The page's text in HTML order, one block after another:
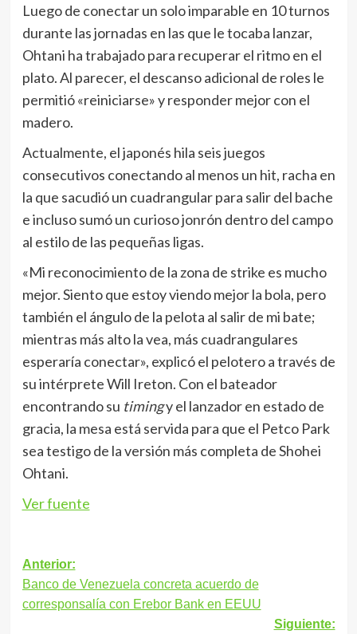
Luego de conectar un solo imparable en 10 turnos
durante las jornadas en las que le tocaba lanzar,
Ohtani ha trabajado para recuperar el ritmo en el
plato. Al parecer, el descanso adicional de roles le
permitió «reiniciarse» y responder mejor con el
madero.
Actualmente, el japonés hila seis juegos
consecutivos conectando al menos un hit, racha en
la que sacudió un cuadrangular para salir del bache
e incluso sumó un curioso jonrón dentro del campo
al estilo de las pequeñas ligas.
«Mi reconocimiento de la zona de strike es mucho
mejor. Siento que estoy viendo mejor la bola, pero
también el ángulo de la pelota al salir de mi bate;
mientras más alto la vea, más cuadrangulares
esperaría conectar», explicó el pelotero a través de
su intérprete Will Ireton. Con el bateador
encontrando su timingy el lanzador en estado de
gracia, la mesa está servida para que el Petco Park
sea testigo de la versión más completa de Shohei
Ohtani.
Ver fuente
Navegación
de
entradas
Anterior:
Banco de Venezuela concreta acuerdo de
corresponsalía con Erebor Bank en EEUU
Siguiente: